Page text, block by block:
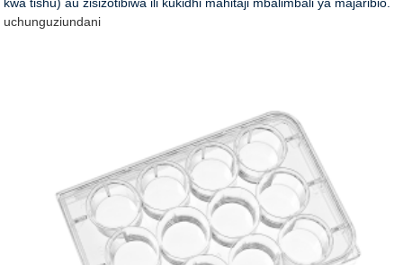
kwa tishu) au zisizotibiwa ili kukidhi mahitaji mbalimbali ya majaribio.
uchunguziundani